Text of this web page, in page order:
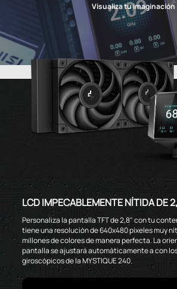
Visualiza tu imaginación
LCD IMPECABLEMENTE NÍTIDA DE
Personaliza la pantalla TFT de 2,8" con tu
tiene una resolución de 640x480 píxeles muy
millones de colores de manera perfecta. La
pantalla se ajustará automáticamente a con
giroscópicos de la MYSTIQUE 240.